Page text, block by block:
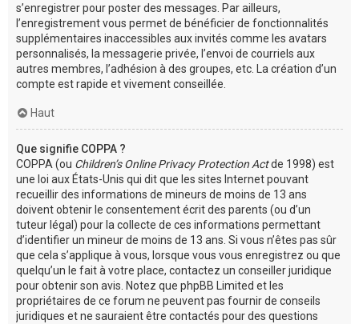
s’enregistrer pour poster des messages. Par ailleurs,
l’enregistrement vous permet de bénéficier de fonctionnalités
supplémentaires inaccessibles aux invités comme les avatars
personnalisés, la messagerie privée, l’envoi de courriels aux
autres membres, l’adhésion à des groupes, etc. La création d’un
compte est rapide et vivement conseillée.
Haut
Que signifie COPPA ?
COPPA (ou Children’s Online Privacy Protection Actde 1998) est
une loi aux États-Unis qui dit que les sites Internet pouvant
recueillir des informations de mineurs de moins de 13 ans
doivent obtenir le consentement écrit des parents (ou d’un
tuteur légal) pour la collecte de ces informations permettant
d’identifier un mineur de moins de 13 ans. Si vous n’êtes pas sûr
que cela s’applique à vous, lorsque vous vous enregistrez ou que
quelqu’un le fait à votre place, contactez un conseiller juridique
pour obtenir son avis. Notez que phpBB Limited et les
propriétaires de ce forum ne peuvent pas fournir de conseils
juridiques et ne sauraient être contactés pour des questions